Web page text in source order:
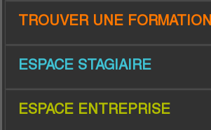
TROUVER UNE FORMATION
ESPACE STAGIAIRE
ESPACE ENTREPRISE